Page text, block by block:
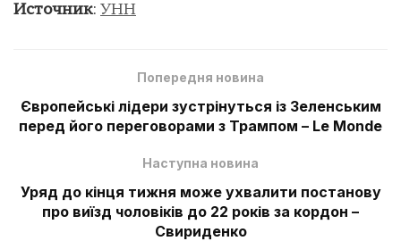
Источник: УНН
Попередня новина
Європейські лідери зустрінуться із Зеленським
перед його переговорами з Трампом – Le Monde
Наступна новина
Уряд до кінця тижня може ухвалити постанову
про виїзд чоловіків до 22 років за кордон –
Свириденко